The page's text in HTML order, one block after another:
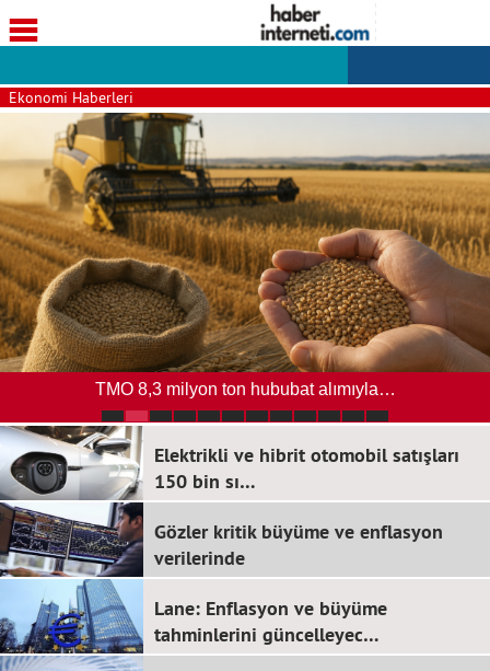
Ekonomi Haberleri
TMO 8,3 milyon ton hububat alımıyla…
Elektrikli ve hibrit otomobil satışları
150 bin sı…
Gözler kritik büyüme ve enflasyon
verilerinde
Lane: Enflasyon ve büyüme
tahminlerini güncelleyec…